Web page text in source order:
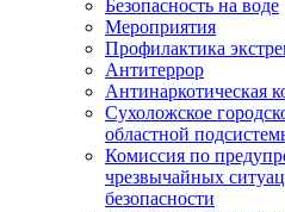
Безопасность на воде
Мероприятия
Профилактика
Антитеррор
Антинаркотическая
Сухоложское
областной
Комиссия по
чрезвычайных
безопасности